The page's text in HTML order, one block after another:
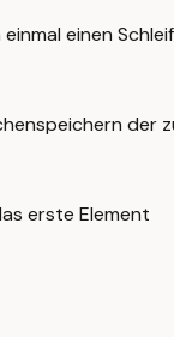
einen
der
erste Element